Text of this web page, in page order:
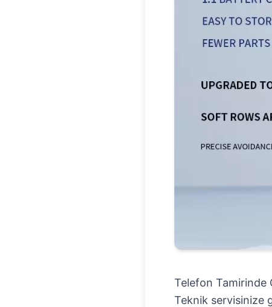
Telefon Tamirinde
Teknik servisinize